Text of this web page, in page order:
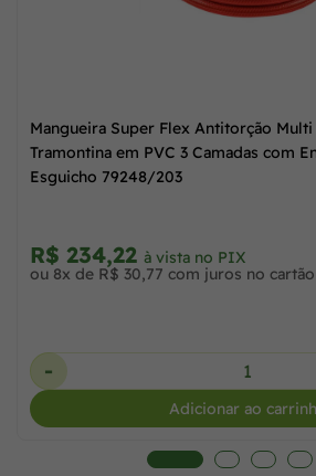
Mangueira Super Flex Antitorção Multi
Tramontina em PVC 3 Camadas com
Esguicho 79248/203
R$ 234,22 à vista no PIX
ou 8x de R$ 30,77 com juros no cartão
-
Adicionar ao